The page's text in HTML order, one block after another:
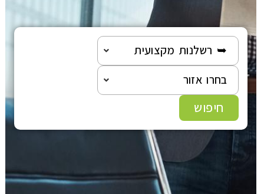
פשיטת רגל
גישור ובוררות
צה"ל-משרד הביטחון
עוד תחומים
➥ רשלנות מקצועית
בחרו אזור
חיפוש